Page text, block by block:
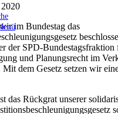
im Bundestag das
der SPD-Bundestagsfraktion
und Planungsrecht im
Mit dem Gesetz setzen wir
das Rückgrat unserer